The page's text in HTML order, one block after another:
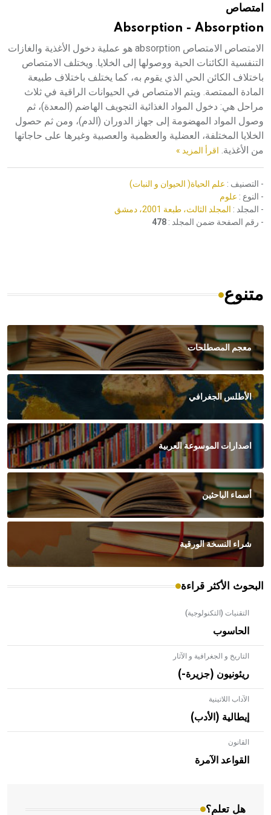
امتصاص
Absorption - Absorption
الامتصاص الامتصاص absorption هو عملية دخول الأغذية والغازات
التنفسية الكائنات الحية ووصولها إلى الخلايا. ويختلف الامتصاص
باختلاف الكائن الحي الذي يقوم به، كما يختلف باختلاف طبيعة
المادة الممتصة. ويتم الامتصاص في الحيوانات الراقية في ثلاث
مراحل هي: دخول المواد الغذائية التجويف الهاضم (المعدة)، ثم
وصول المواد المهضومة إلى جهاز الدوران (الدم)، ومن ثم حصول
الخلايا المختلفة، العضلية والعظمية والعصبية وغيرها على حاجاتها
من الأغذية. اقرأ المزيد »
- التصنيف : علم الحياة( الحيوان و النبات)
- النوع : علوم
- المجلد : المجلد الثالث، طبعة 2001، دمشق
- رقم الصفحة ضمن المجلد : 478
متنوع
معجم المصطلحات
الأطلس الجغرافي
اصدارات الموسوعة العربية
أسماء الباحثين
شراء النسخة الورقية
البحوث الأكثر قراءة
التقنيات (التكنولوجية)
الحاسوب
التاريخ و الجغرافية و الآثار
ريئونيون (جزيرة-)
الآداب اللاتينية
إيطالية (الأدب)
القانون
القواعد الآمرة
هل تعلم؟
- هل تعلم أن الأبلق نوع من الفنون الهندسية التي ارتبطت
بالعمارة الإسلامية في بلاد الشام ومصر خاصة، حيث يحرص
المعمار على بناء مداميكه وخاصة في الواجهات